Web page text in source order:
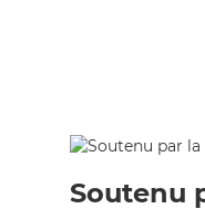
Soutenu